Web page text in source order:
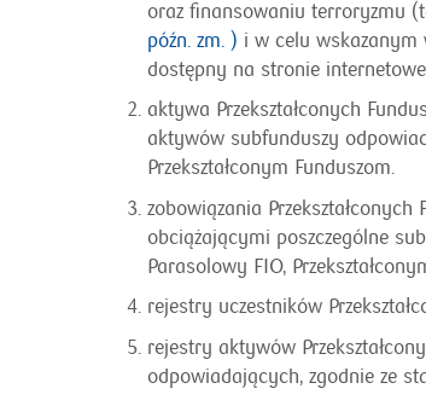
oraz finansowaniu terroryzmu
późn. zm. ) i w celu wskazanym
dostępny na stronie
aktywa Przekształconych
aktywów subfunduszy
Przekształconym Funduszom.
zobowiązania
obciążającymi poszczególne
Parasolowy FIO,
rejestry uczestników
rejestry aktywów
odpowiadających, zgodnie ze